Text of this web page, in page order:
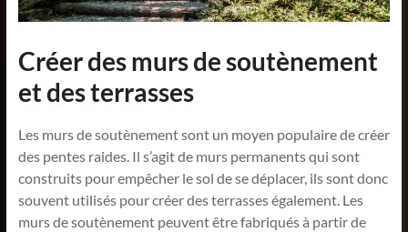
Créer des murs de soutènement
et des terrasses
Les murs de soutènement sont un moyen populaire de créer
des pentes raides. Il s’agit de murs permanents qui sont
construits pour empêcher le sol de se déplacer, ils sont donc
souvent utilisés pour créer des terrasses également. Les
murs de soutènement peuvent être fabriqués à partir de